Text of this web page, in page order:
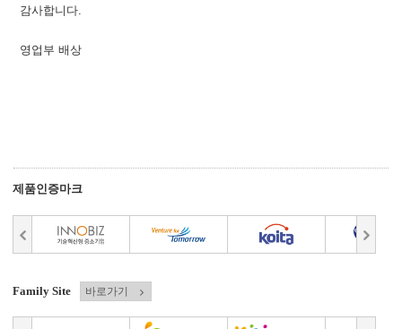
감사합니다.
영업부 배상
제품인증마크
Family Site 바로가기